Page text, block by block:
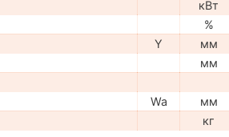
кВт
%
Y мм
мм
Wa мм
кг